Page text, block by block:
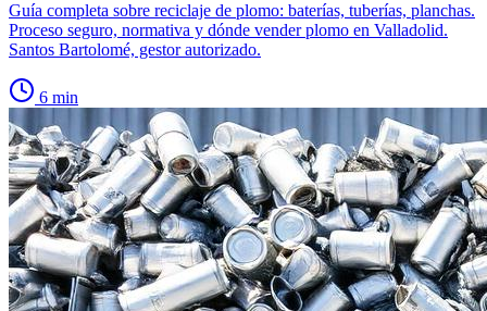
Guía completa sobre reciclaje de plomo: baterías, tuberías, planchas.
Proceso seguro, normativa y dónde vender plomo en Valladolid.
Santos Bartolomé, gestor autorizado.
6 min